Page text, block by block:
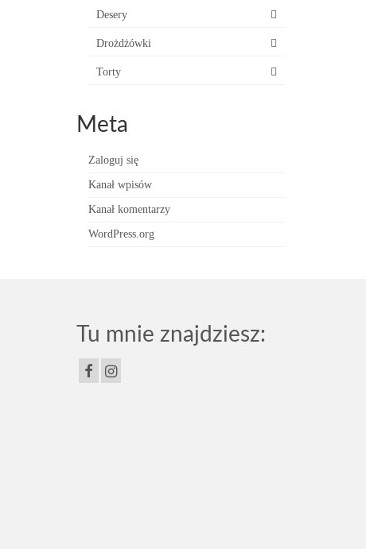
Desery
Drożdżówki
Torty
Meta
Zaloguj się
Kanał wpisów
Kanał komentarzy
WordPress.org
Tu mnie znajdziesz: